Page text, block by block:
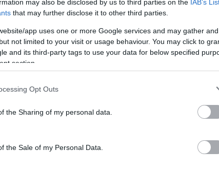
may also be disclosed by us to third parties on the IAB’s
that may further disclose it to other third parties.
app uses one or more Google services and may gather
not limited to your visit or usage behaviour. You may click to
and its third-party tags to use your data for below specified
section.
Opt Outs
the Sharing of my personal data.
the Sale of my Personal Data.